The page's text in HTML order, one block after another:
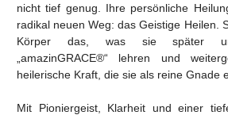
nicht tief genug. Ihre persönliche
radikal neuen Weg: das Geistige Heilen.
Körper das, was sie später
„amazinGRACE®“ lehren und
heilerische Kraft, die sie als reine Gnade
Mit Pioniergeist, Klarheit und einer